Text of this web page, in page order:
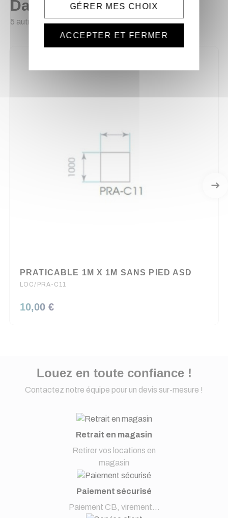
Dans la même catégorie
5 autres produits sélectionnés pour vous
PRATICABLE 1M X 1M SANS PIED ASD
LOC/PRA-C11
10,00 €
Louez en toute confiance !
Contactez notre équipe pour un devis sur-mesure !
Retrait en magasin
Retirer vos locations en
magasin
Paiement sécurisé
Paiement CB, virement...
GÉRER MES CHOIX
ACCEPTER ET FERMER